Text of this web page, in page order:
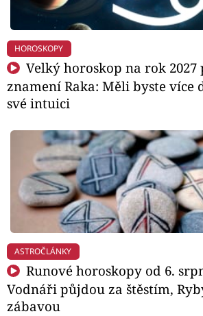
HOROSKOPY
Velký horoskop na rok 2027
znamení Raka: Měli byste více
své intuici
ASTROČLÁNKY
Runové horoskopy od 6.
Vodnáři půjdou za štěstím,
zábavou